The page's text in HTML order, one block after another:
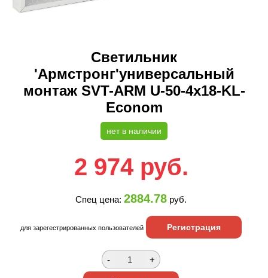
Светильник
'Армстронг'универсальный
монтаж SVT-ARM U-50-4x18-KL-
Econom
нет в наличии
2 974 руб.
Спец цена: 2884.78 руб.
для зарегестрированных пользователей Регистрация